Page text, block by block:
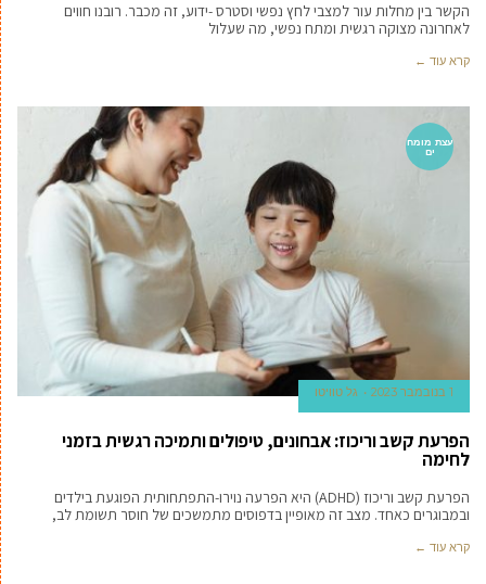
הקשר בין מחלות עור למצבי לחץ נפשי וסטרס -ידוע, זה מכבר. רובנו חווים
לאחרונה מצוקה רגשית ומתח נפשי, מה שעלול
קרא עוד ←
עצת מומח
ים
1 בנובמבר 2023 גל טוויטו
הפרעת קשב וריכוז: אבחונים, טיפולים ותמיכה רגשית בזמני
לחימה
הפרעת קשב וריכוז (ADHD) היא הפרעה נוירו-התפתחותית הפוגעת בילדים
ובמבוגרים כאחד. מצב זה מאופיין בדפוסים מתמשכים של חוסר תשומת לב,
קרא עוד ←